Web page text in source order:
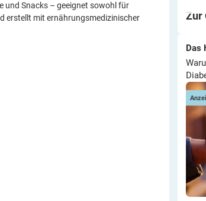
und Snacks – geeignet sowohl für
erstellt mit ernährungsmedizinischer
Zur
Das